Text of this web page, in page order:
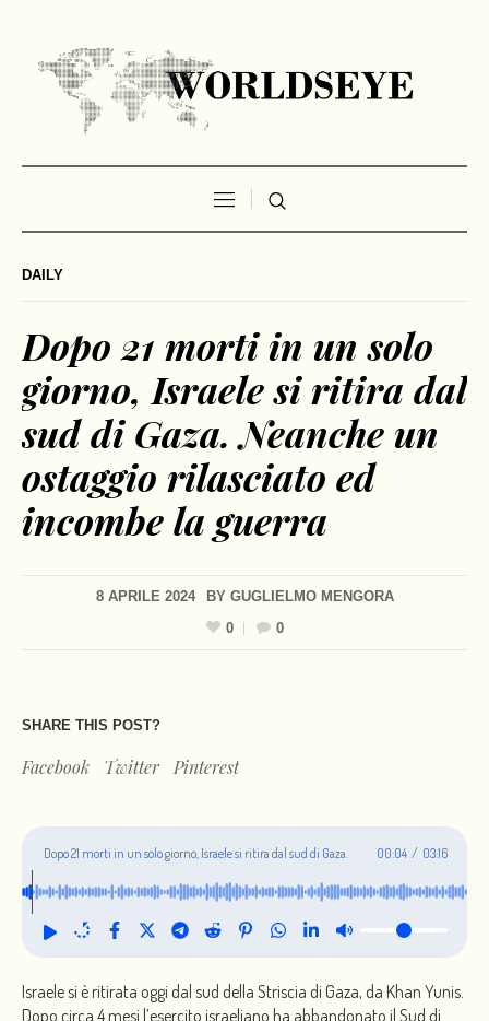
DAILY
Dopo 21 morti in un solo
giorno, Israele si ritira dal
sud di Gaza. Neanche un
ostaggio rilasciato ed
incombe la guerra
8 APRILE 2024 BY GUGLIELMO MENGORA
0
0
SHARE THIS POST?
Facebook Twitter Pinterest
Dopo 21 morti in un solo giorno, Israele si ritira dal sud di Gaza.
Neanche un ostaggio rilasciato ed incombe la guerra
00:05 / 03:16
Israele si è ritirata oggi dal sud della Striscia di Gaza, da Khan Yunis.
Dopo circa 4 mesi l’esercito israeliano ha abbandonato il Sud di